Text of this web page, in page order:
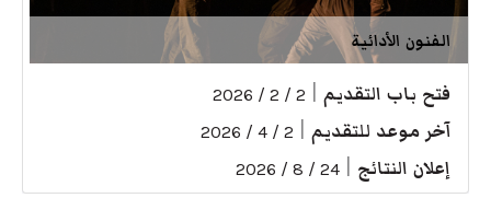
الفنون الأدائية
فتح باب التقديم 2 / 2 / 2026
آخر موعد للتقديم 2 / 4 / 2026
إعلان النتائج 24 / 8 / 2026